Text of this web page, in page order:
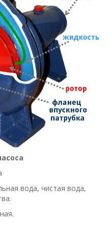
вода, чистая вода,